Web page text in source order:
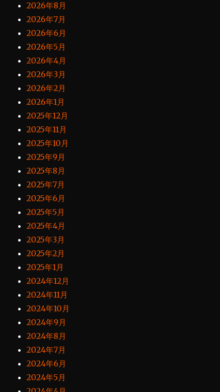
2026年8月
2026年7月
2026年6月
2026年5月
2026年4月
2026年3月
2026年2月
2026年1月
2025年12月
2025年11月
2025年10月
2025年9月
2025年8月
2025年7月
2025年6月
2025年5月
2025年4月
2025年3月
2025年2月
2025年1月
2024年12月
2024年11月
2024年10月
2024年9月
2024年8月
2024年7月
2024年6月
2024年5月